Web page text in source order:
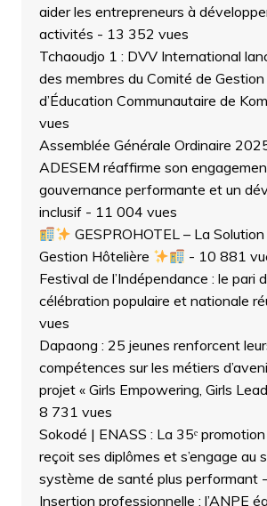
aider les entrepreneurs à
activités - 13 352 vues
Tchaoudjo 1 : DVV International
des membres du Comité de
d’Éducation Communautaire de
vues
Assemblée Générale Ordinaire
ADESEM réaffirme son
gouvernance performante et un
inclusif- 11 004 vues
GESPROHOTEL – La
Gestion Hôtelière
- 10 881
Festival de l’Indépendance : le pari
célébration populaire et nationale
vues
Dapaong : 25 jeunes renforcent
compétences sur les métiers
projet « Girls Empowering, Girls
8 731 vues
Sokodé | ENASS : La 35ᵉ promotion
reçoit ses diplômes et s’engage au
système de santé plus performant-
Insertion professionnelle : l’ANPE